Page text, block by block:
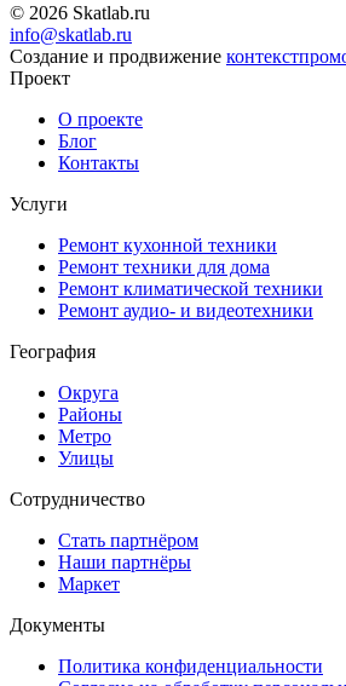
© 2026 Skatlab.ru
info@skatlab.ru
Создание и продвижение контекст
Проект
О проекте
Блог
Контакты
Услуги
Ремонт кухонной техники
Ремонт техники для дома
Ремонт климатической техники
Ремонт аудио- и видеотехники
География
Округа
Районы
Метро
Улицы
Сотрудничество
Стать партнёром
Наши партнёры
Маркет
Документы
Политика конфиденциальности